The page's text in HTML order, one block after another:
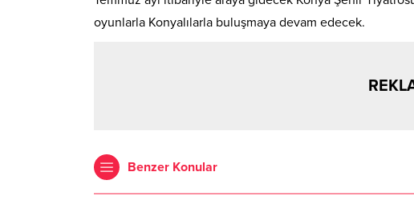
oyunlarla Konyalılarla buluşmaya devam edecek.
Benzer Konular